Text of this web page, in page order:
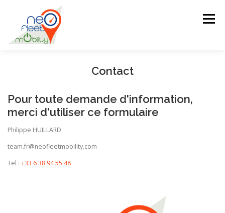
contenu
Menu
BIOGRAPHIE
DOMAINES D’INTERVENTIONS MON ÉCOSYSTÈME
NOS PARTENAIRES
Contact
Pour toute demande d'information,
merci d'utiliser ce formulaire
Philippe HUILLARD
team.fr@neofleetmobility.com
Tel : +33 6 38 94 55 48